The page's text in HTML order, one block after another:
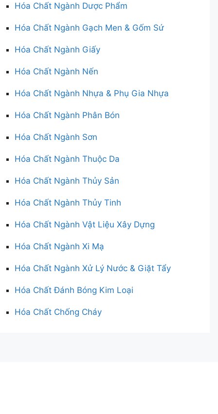
Hóa Chất Ngành Dược Phẩm
Hóa Chất Ngành Gạch Men & Gốm Sứ
Hóa Chất Ngành Giấy
Hóa Chất Ngành Nến
Hóa Chất Ngành Nhựa & Phụ Gia Nhựa
Hóa Chất Ngành Phân Bón
Hóa Chất Ngành Sơn
Hóa Chất Ngành Thuộc Da
Hóa Chất Ngành Thủy Sản
Hóa Chất Ngành Thủy Tinh
Hóa Chất Ngành Vật Liệu Xây Dựng
Hóa Chất Ngành Xi Mạ
Hóa Chất Ngành Xử Lý Nước & Giặt Tẩy
Hóa Chất Đánh Bóng Kim Loại
Hóa Chất Chống Cháy